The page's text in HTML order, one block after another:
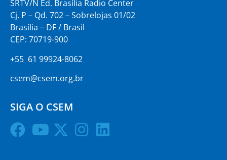
SRTV/N Ed. Brasília Radio Center
Cj. P – Qd. 702 – Sobrelojas 01/02
Brasília – DF / Brasil
CEP: 70719-900
+55 61 99924-8062
csem@csem.org.br
SIGA O CSEM